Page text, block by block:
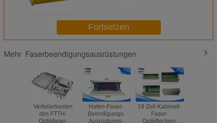
Fortsetzen
Mehr Faserbeendigungsausrüstungen
Verteilerkasten
des FTTH-
Optikfaser-
Hafen-Faser-
Beendigungs-
Ausrüstungs-
19 Zoll-Kabinett-
Faser-
Optikflecken-